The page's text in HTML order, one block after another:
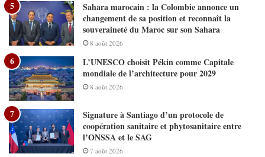
Sahara marocain : la Colombie annonce un
changement de sa position et reconnaît la
souveraineté du Maroc sur son Sahara
8 août 2026
L’UNESCO choisit Pékin comme Capitale
mondiale de l’architecture pour 2029
8 août 2026
Signature à Santiago d’un protocole de
coopération sanitaire et phytosanitaire entre
l’ONSSA et le SAG
7 août 2026